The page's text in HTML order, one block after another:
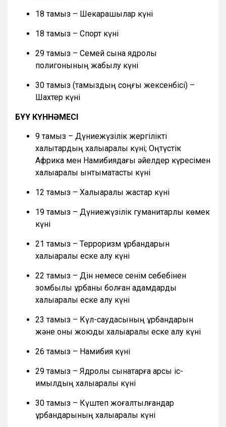
18 тамыз – Шекарашылар күні
18 тамыз – Спорт күні
29 тамыз – Семей сынақ ядролық
полигонының жабылу күні
30 тамыз (тамыздың соңғы жексенбісі) –
Шахтер күні
БҰҰ КҮННӘМЕСІ
9 тамыз – Дүниежүзілік жергілікті
халықтардың халықаралық күні; Оңтүстік
Африка мен Намибиядағы әйелдер күресімен
халықаралық ынтымақтастық күні
12 тамыз – Халықаралық жастар күні
19 тамыз – Дүниежүзілік гуманитарлық көмек
күні
21 тамыз – Терроризм құрбандарын
халықаралық еске алу күні
22 тамыз – Дін немесе сенім себебінен
зомбылық құрбаны болған адамдарды
халықаралық еске алу күні
23 тамыз – Күл-саудасының құрбандарын
және оны жоюды халықаралық еске алу күні
26 тамыз – Намибия күні
29 тамыз – Ядролық сынақтарға қарсы іс-
қимылдың халықаралық күні
30 тамыз – Күштеп жоғалтылғандар
құрбандарының халықаралық күні